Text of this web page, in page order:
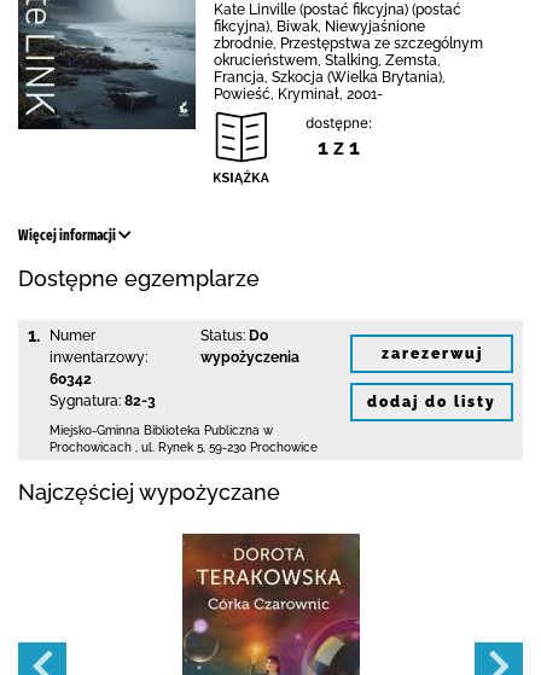
Kate Linville (postać fikcyjna) (postać
fikcyjna), Biwak, Niewyjaśnione
zbrodnie, Przestępstwa ze szczególnym
okrucieństwem, Stalking, Zemsta,
Francja, Szkocja (Wielka Brytania),
Powieść, Kryminał, 2001-
dostępne:
1 z 1
Więcej informacji
Dostępne egzemplarze
1.
Numer
inwentarzowy:
60342
Sygnatura: 82-3
Status: Do
wypożyczenia
Miejsko-Gminna Biblioteka Publiczna w
Prochowicach
ul. Rynek 5 59-230 Prochowice
zarezerwuj
dodaj do listy
Najczęściej wypożyczane